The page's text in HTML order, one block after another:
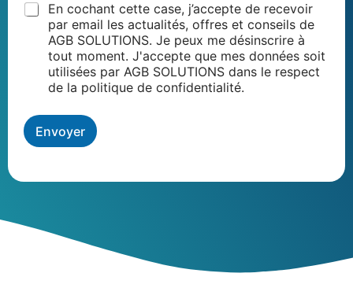
En cochant cette case, j’accepte de recevoir
par email les actualités, offres et conseils de
AGB SOLUTIONS. Je peux me désinscrire à
tout moment. J'accepte que mes données soit
utilisées par AGB SOLUTIONS dans le respect
de la politique de confidentialité.
Envoyer